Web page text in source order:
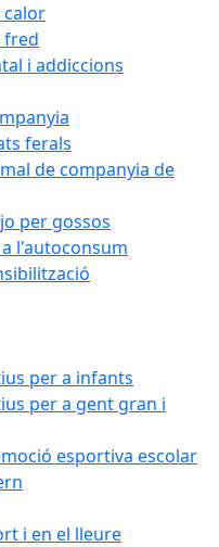
calor
fred
i addiccions
ferals
de companyia de
per gossos
l'autoconsum
per a infants
per a gent gran i
esportiva escolar
i en el lleure